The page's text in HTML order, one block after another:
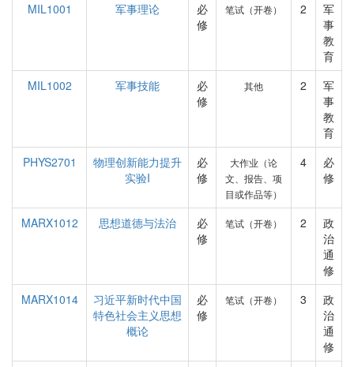
MIL1001 军事理论
必
修
笔试（开卷） 2
军
事
教
育
MIL1002
军事技能
必
修
其他 2
军
事
教
育
PHYS2701
物理创新能力提升
实验I
必
修
大作业（论
文、报告、项
目或作品等）
4
必
修
MARX1012 思想道德与法治
必
修
笔试（开卷） 2
政
治
通
修
MARX1014
习近平新时代中国
特色社会主义思想
概论
必
修
笔试（开卷） 3
政
治
通
修